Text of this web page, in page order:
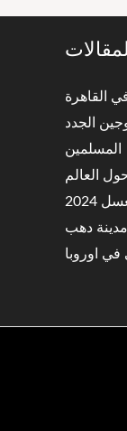
القاهرة
الجدد
المسلمين
دهب